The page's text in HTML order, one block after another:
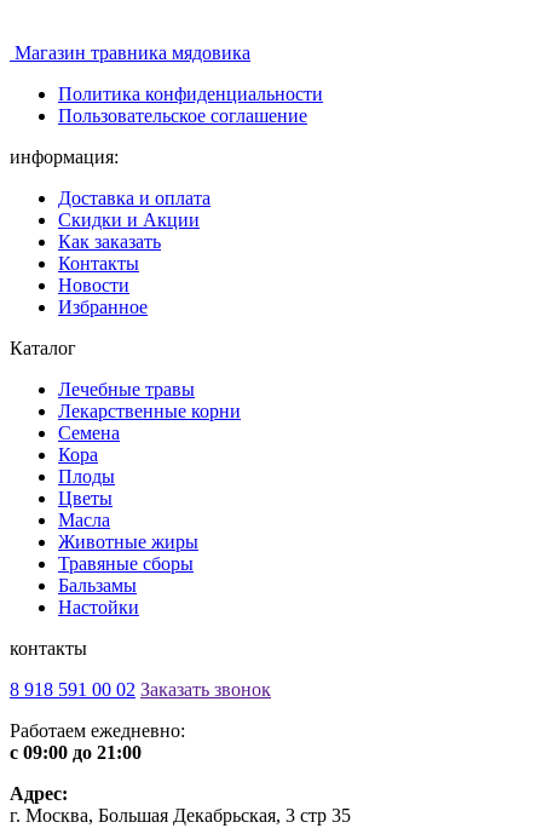
Магазин травника мядовика
Политика конфиденциальности
Пользовательское соглашение
информация:
Доставка и оплата
Скидки и Акции
Как заказать
Контакты
Новости
Избранное
Каталог
Лечебные травы
Лекарственные корни
Семена
Кора
Плоды
Цветы
Масла
Животные жиры
Травяные сборы
Бальзамы
Настойки
контакты
8 918 591 00 02 Заказать звонок
Работаем ежедневно:
c 09:00 до 21:00
Адрес:
г. Москва, Большая Декабрьская, 3 стр 35